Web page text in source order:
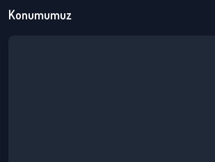
Konumumuz